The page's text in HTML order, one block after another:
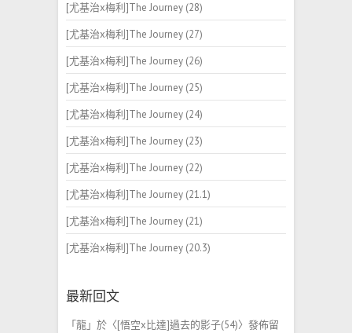
[尤基治x梅利]The Journey (28)
[尤基治x梅利]The Journey (27)
[尤基治x梅利]The Journey (26)
[尤基治x梅利]The Journey (25)
[尤基治x梅利]The Journey (24)
[尤基治x梅利]The Journey (23)
[尤基治x梅利]The Journey (22)
[尤基治x梅利]The Journey (21.1)
[尤基治x梅利]The Journey (21)
[尤基治x梅利]The Journey (20.3)
最新回文
「龍」於〈[悟空x比達]過去的影子(54)〉發佈留